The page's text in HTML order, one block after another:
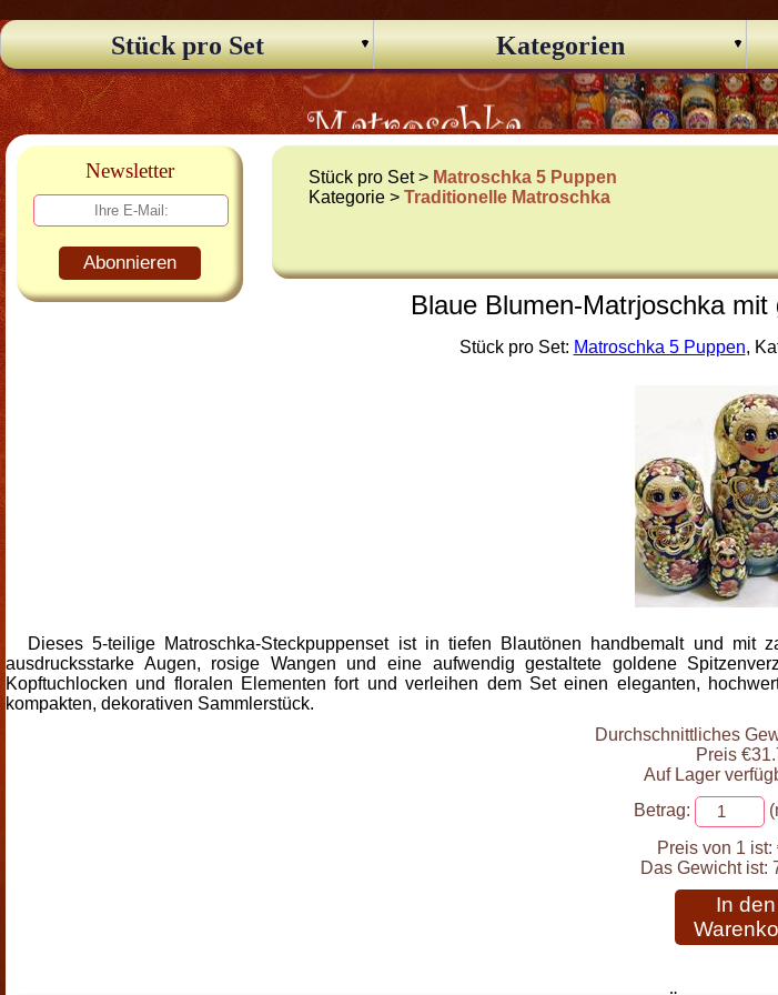
Stück pro Set Kategorien
Newsletter
Abonnieren
Stück pro Set > Matroschka 5 Puppen
Kategorie >Traditionelle Matroschka
Blaue Blumen-Matrjoschka
Stück pro Set: Matroschka 5 Puppen,
Dieses 5-teilige Matroschka-Steckpuppenset ist in tiefen Blautönen handbemalt und
ausdrucksstarke Augen, rosige Wangen und eine aufwendig gestaltete goldene
Kopftuchlocken und floralen Elementen fort und verleihen dem Set einen eleganten,
kompakten, dekorativen Sammlerstück.
Durchschnittliches
Preis
Auf Lager
Betrag:
Preis von 1 ist:
Das Gewicht ist:
In den